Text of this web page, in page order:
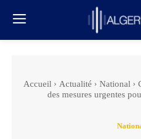
Accueil Actualité National
des mesures urgentes